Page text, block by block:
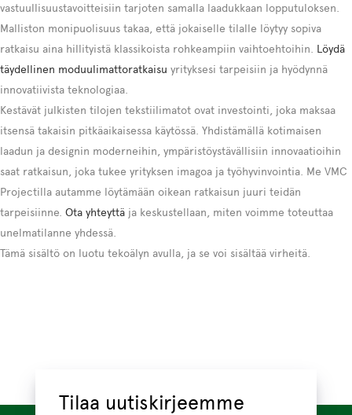
vastuullisuustavoitteisiin tarjoten samalla laadukkaan lopputuloksen.
Malliston monipuolisuus takaa, että jokaiselle tilalle löytyy sopiva
ratkaisu aina hillityistä klassikoista rohkeampiin vaihtoehtoihin. Löydä
täydellinen moduulimattoratkaisu yrityksesi tarpeisiin ja hyödynnä
innovatiivista teknologiaa.
Kestävät julkisten tilojen tekstiilimatot ovat investointi, joka maksaa
itsensä takaisin pitkäaikaisessa käytössä. Yhdistämällä kotimaisen
laadun ja designin moderneihin, ympäristöystävällisiin innovaatioihin
saat ratkaisun, joka tukee yrityksen imagoa ja työhyvinvointia. Me VMC
Projectilla autamme löytämään oikean ratkaisun juuri teidän
tarpeisiinne. Ota yhteyttä ja keskustellaan, miten voimme toteuttaa
unelmatilanne yhdessä.
Tämä sisältö on luotu tekoälyn avulla, ja se voi sisältää virheitä.
Tilaa uutiskirjeemme